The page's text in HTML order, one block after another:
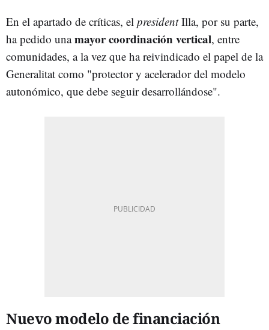
En el apartado de críticas, el presidentIlla, por su parte,
ha pedido unamayor coordinación vertical, entre
comunidades, a la vez que ha reivindicado el papel de la
Generalitat como "protector y acelerador del modelo
autonómico, que debe seguir desarrollándose".
Nuevo modelo de financiación